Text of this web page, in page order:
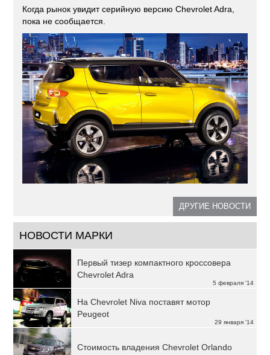
Когда рынок увидит серийную версию Chevrolet Adra,
пока не сообщается.
ДРУГИЕ НОВОСТИ
НОВОСТИ МАРКИ
5 февраля '14
Первый тизер компактного кроссовера
Chevrolet Adra
29 января '14
На Chevrolet Niva поставят мотор
Peugeot
Стоимость владения Chevrolet Orlando